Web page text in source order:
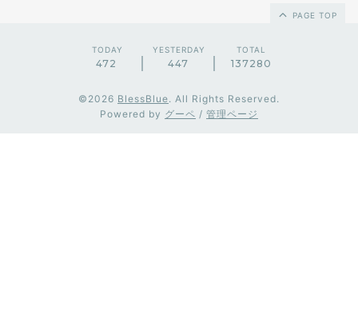
PAGE TOP
TODAY
472
YESTERDAY
447
TOTAL
137280
©2026 BlessBlue. All Rights Reserved.
Powered by グーペ / 管理ページ